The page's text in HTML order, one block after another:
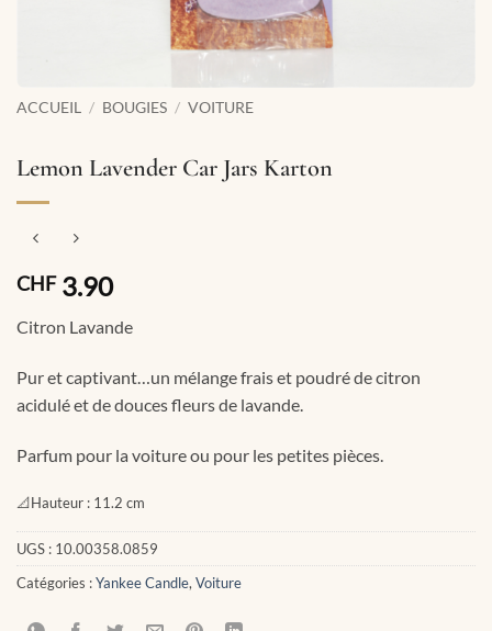
ACCUEIL / BOUGIES / VOITURE
Lemon Lavender Car Jars Karton
CHF3.90
Citron Lavande
Pur et captivant…un mélange frais et poudré de citron
acidulé et de douces fleurs de lavande.
Parfum pour la voiture ou pour les petites pièces.
📐Hauteur : 11.2 cm
UGS : 10.00358.0859
Catégories :Yankee Candle,Voiture